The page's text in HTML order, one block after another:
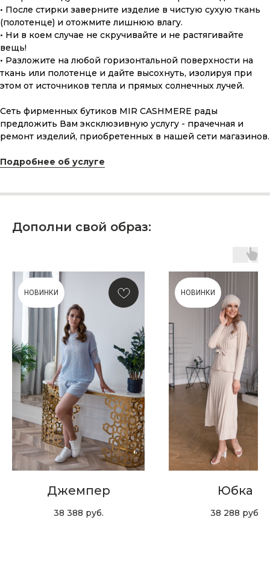
• После стирки заверните изделие в чистую сухую ткань
(полотенце) и отожмите лишнюю влагу.
• Ни в коем случае не скручивайте и не растягивайте
вещь!
• Разложите на любой горизонтальной поверхности на
ткань или полотенце и дайте высохнуть, изолируя при
этом от источников тепла и прямых солнечных лучей.
Сеть фирменных бутиков MIR CASHMERE рады
предложить Вам эксклюзивную услугу - прачечная и
ремонт изделий, приобретенных в нашей сети магазинов.
Подробнее об услуге
Дополни свой образ:
НОВИНКИ
Джемпер
38 388 руб.
НОВИНКИ
Юбка
38 288 руб.
ПОДАРОЧНАЯ КАРТА
сделанного с любовью, теплом
Скидка 10% за подписку
на Телеграм канал
Хотите быть в курсе всех новинок
и акций, подпишитесь на email рассылку
Ваш e-mail
Подписаться
Новинки, акции, подарки
и модный журнал — всё это
в нашем телеграмм канале:
MIR CASHMERE Official